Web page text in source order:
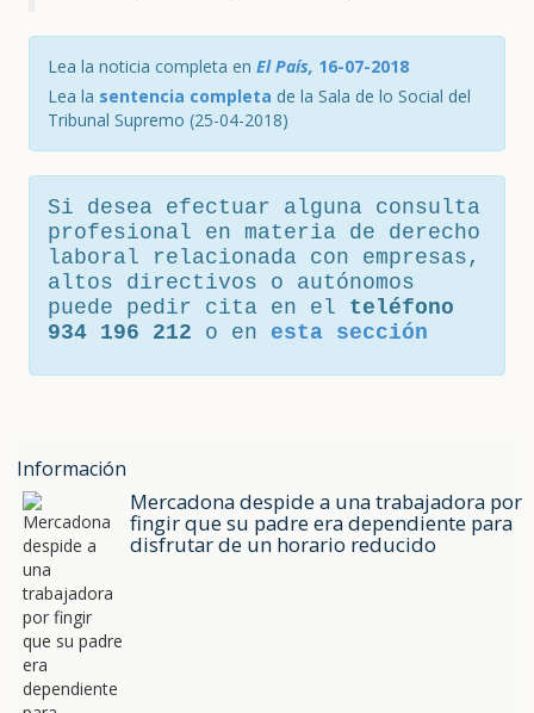
Lea la noticia completa en El País, 16-07-2018
Lea la sentencia completa de la Sala de lo Social del
Tribunal Supremo (25-04-2018)
Si desea efectuar alguna consulta
profesional en materia de derecho
laboral relacionada con empresas,
altos directivos o autónomos
puede pedir cita en el teléfono
934 196 212 o en esta sección
Información
Mercadona despide a una trabajadora por
fingir que su padre era dependiente para
disfrutar de un horario reducido